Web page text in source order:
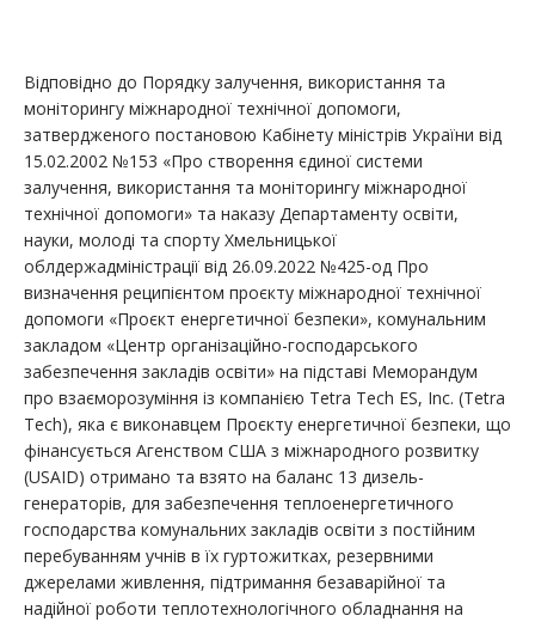
Відповідно до Порядку залучення, використання та
моніторингу міжнародної технічної допомоги,
затвердженого постановою Кабінету міністрів України від
15.02.2002 №153 «Про створення єдиної системи
залучення, використання та моніторингу міжнародної
технічної допомоги» та наказу Департаменту освіти,
науки, молоді та спорту Хмельницької
облдержадміністрації від 26.09.2022 №425-од Про
визначення реципієнтом проєкту міжнародної технічної
допомоги «Проєкт енергетичної безпеки», комунальним
закладом «Центр організаційно-господарського
забезпечення закладів освіти» на підставі Меморандум
про взаєморозуміння із компанією Tetra Tech ES, Inc. (Tetra
Tech), яка є виконавцем Проєкту енергетичної безпеки, що
фінансується Агенством США з міжнародного розвитку
(USAID) отримано та взято на баланс 13 дизель-
генераторів, для забезпечення теплоенергетичного
господарства комунальних закладів освіти з постійним
перебуванням учнів в їх гуртожитках, резервними
джерелами живлення, підтримання безаварійної та
надійної роботи теплотехнологічного обладнання на